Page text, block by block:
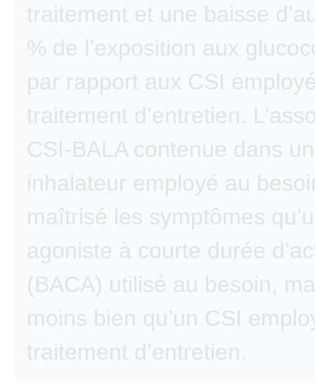
traitement et une baisse
% de l’exposition aux
par rapport aux CSI
traitement d’entretien.
CSI-BALA contenue dans
inhalateur employé au
maîtrisé les symptômes
agoniste à courte durée
(BACA) utilisé au besoin,
moins bien qu’un CSI
traitement d’entretien.